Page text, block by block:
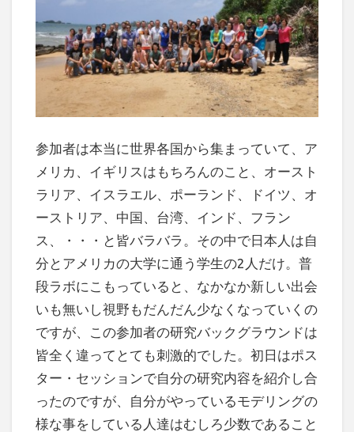
参加者は本当に世界各国から集まっていて、ア
メリカ、イギリスはもちろんのこと、オースト
ラリア、イスラエル、ポーランド、ドイツ、オ
ーストリア、中国、台湾、インド、フラン
ス、・・・と皆バラバラ。その中で日本人は自
分とアメリカの大学に通う学生の2人だけ。普
段ラボにこもっていると、なかなか新しい出会
いも無いし視野もだんだん少なくなっていくの
ですが、この参加者の研究バックグラウンドは
皆全く違ってとても刺激的でした。初日はポス
ター・セッションで自分の研究内容を紹介し合
ったのですが、自分がやっているモデリングの
様な事をしている人達はむしろ少数であること